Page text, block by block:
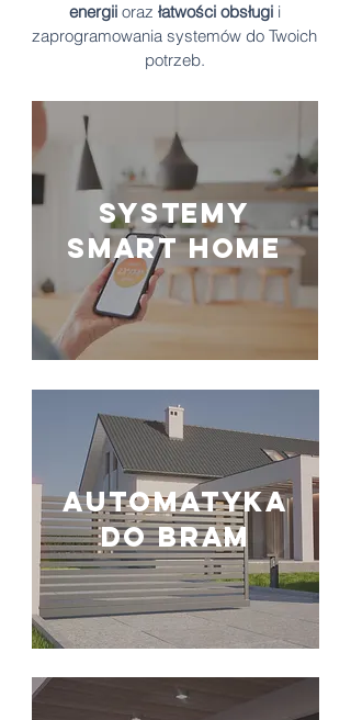
energiioraz łatwości obsługii
zaprogramowania systemów do Twoich
potrzeb.
systemy
smart home
automatyka
do bram